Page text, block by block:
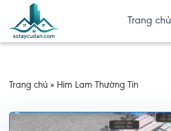
Trang chủ
Trang chủ » Him Lam Thường Tín